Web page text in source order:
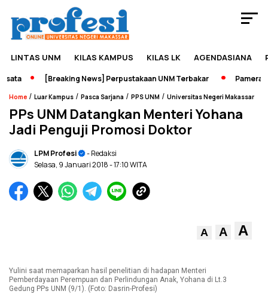
LINTAS UNM KILAS KAMPUS KILAS LK AGENDASIANA
[Breaking News] Perpustakaan UNM Terbakar Pameran
Home / Luar Kampus / Pasca Sarjana / PPS UNM / Universitas Negeri Makassar
PPs UNM Datangkan Menteri Yohana
Jadi Penguji Promosi Doktor
LPM Profesi
- Redaksi
Selasa, 9 Januari 2018- 17:10 WITA
A A A
Yulini saat memaparkan hasil penelitian di hadapan Menteri
Pemberdayaan Perempuan dan Perlindungan Anak, Yohana di Lt.3
Gedung PPs UNM (9/1). (Foto: Dasrin-Profesi)